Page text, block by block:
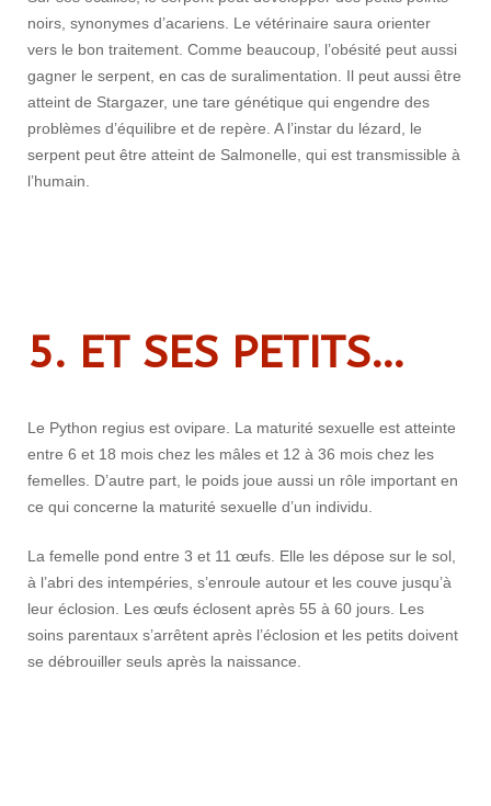
noirs, synonymes d’acariens. Le vétérinaire saura orienter
vers le bon traitement. Comme beaucoup, l’obésité peut aussi
gagner le serpent, en cas de suralimentation. Il peut aussi être
atteint de Stargazer, une tare génétique qui engendre des
problèmes d’équilibre et de repère. A l’instar du lézard, le
serpent peut être atteint de Salmonelle, qui est transmissible à
l’humain.
5. ET SES PETITS…
Le Python regius est ovipare. La maturité sexuelle est atteinte
entre 6 et 18 mois chez les mâles et 12 à 36 mois chez les
femelles. D’autre part, le poids joue aussi un rôle important en
ce qui concerne la maturité sexuelle d’un individu.
La femelle pond entre 3 et 11 œufs. Elle les dépose sur le sol,
à l’abri des intempéries, s’enroule autour et les couve jusqu’à
leur éclosion. Les œufs éclosent après 55 à 60 jours. Les
soins parentaux s’arrêtent après l’éclosion et les petits doivent
se débrouiller seuls après la naissance.